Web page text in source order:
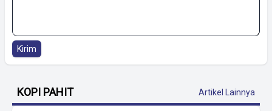
Kirim
KOPI PAHIT Artikel Lainnya